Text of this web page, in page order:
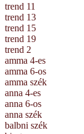
trend 11
trend 13
trend 15
trend 19
trend 2
amma 4-es
amma 6-os
amma szék
anna 4-es
anna 6-os
anna szék
balbni szék